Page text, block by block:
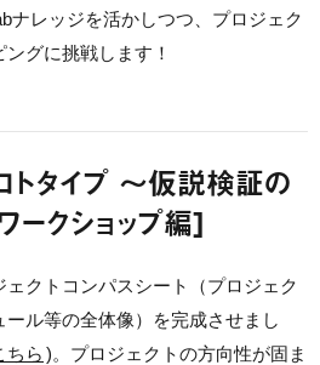
ナレッジを活かしつつ、プロジェク
グに挑戦します！
トタイプ ～仮説検証の
ークショップ編]
クトコンパスシート（プロジェク
ール等の全体像）を完成させまし
ちら )。プロジェクトの方向性が固ま